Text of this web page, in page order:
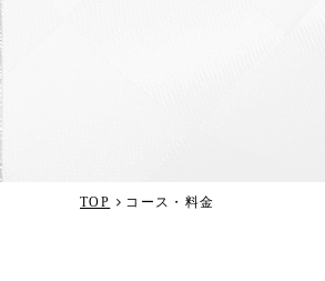
TOP コース・料金